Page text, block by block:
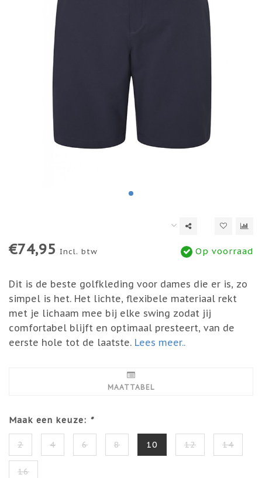
€74,95 Incl. btw Op voorraad
Dit is de beste golfkleding voor dames die er is, zo
simpel is het. Het lichte, flexibele materiaal rekt
met je lichaam mee bij elke swing zodat jij
comfortabel blijft en optimaal presteert, van de
eerste hole tot de laatste. Lees meer..
MAATTABEL
Maak een keuze: *
2 4 6 8 10 12 14
16